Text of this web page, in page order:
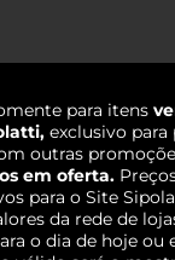
para itens
exclusivo
outras
em oferta.
para o Site
da rede de
o dia de hoje ou